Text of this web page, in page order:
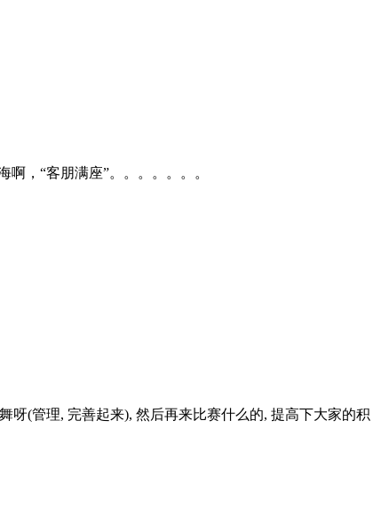
，“客朋满座”。。。。。。。
呀(管理, 完善起来), 然后再来比赛什么的, 提高下大家的积